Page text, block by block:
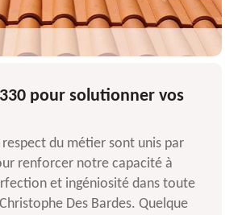
pour solutionner vos
respect du métier sont unis par
renforcer notre capacité à
et ingéniosité dans toute
Des Bardes. Quelque